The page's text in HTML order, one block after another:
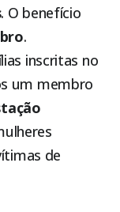
. O benefício
.
inscritas no
um membro
de